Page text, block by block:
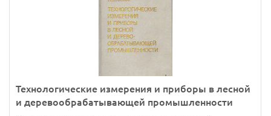
Технологические измерения и приборы в лесной
и деревообрабатывающей промышленности